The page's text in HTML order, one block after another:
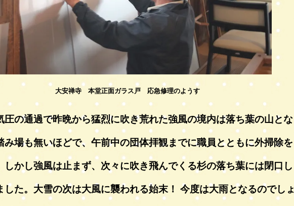
大安禅寺 本堂正面ガラス戸 応急修理のようす
圧の通過で昨晩から猛烈に吹き荒れた強風の境内は落ち葉の山とな
み場も無いほどで、午前中の団体拝観までに職員とともに外掃除を
しかし強風は止まず、次々に吹き飛んでくる杉の落ち葉には閉口し
した。大雪の次は大風に襲われる始末！ 今度は大雨となるのでしょ